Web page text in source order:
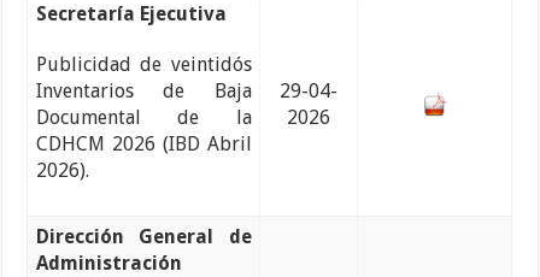
Secretaría Ejecutiva
Publicidad de veintidós
Inventarios de Baja
Documental de la
CDHCM 2026 (IBD Abril
2026).
29-04-
2026
Dirección General de
Administración